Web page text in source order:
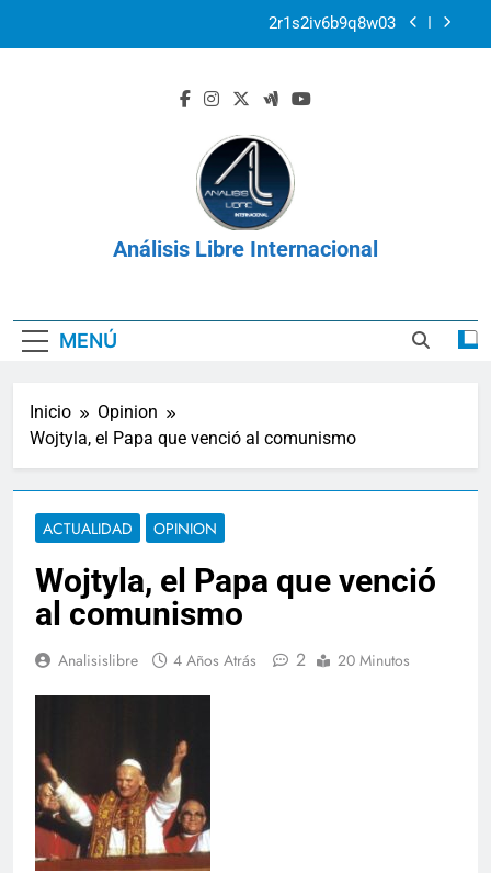
2r1s2iv6b9q8w03
Venezuela, Cuba y Nicaragua 2026
Venezuela: Plan Integral UNIMET para solventar
la crisis apocalíptica de La Guaira
2r1s2iv6b9q8w03
Análisis Libre Internacional
MENÚ
Inicio
Opinion
Wojtyla, el Papa que venció al comunismo
ACTUALIDAD OPINION
Wojtyla, el Papa que venció
al comunismo
Analisislibre 4 Años Atrás 2 20 Minutos